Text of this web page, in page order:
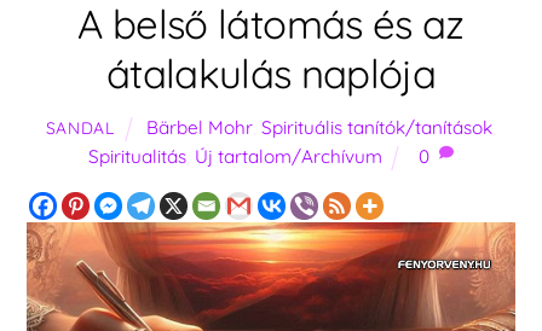
A belső látomás és az
átalakulás naplója
SANDAL Bärbel Mohr ,Spirituális tanítók/tanítások
Spiritualitás, Új tartalom/Archívum 0